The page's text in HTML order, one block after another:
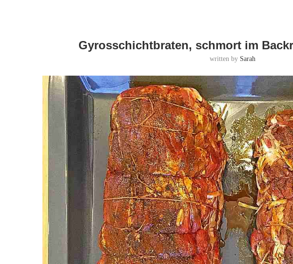
Gyrosschichtbraten, schmort im
written by Sarah